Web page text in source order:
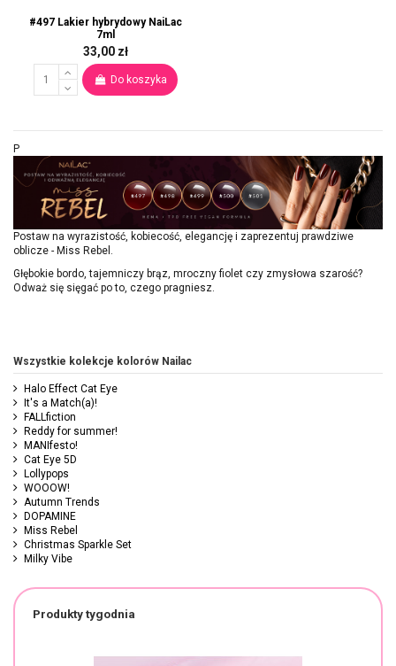
#497 Lakier hybrydowy NaiLac
7ml
33,00 zł
Do koszyka
P
Postaw na wyrazistość, kobiecość, elegancję i zaprezentuj prawdziwe
oblicze - Miss Rebel.
Głębokie bordo, tajemniczy brąz, mroczny fiolet czy zmysłowa szarość?
Odważ się sięgać po to, czego pragniesz.
Wszystkie kolekcje kolorów Nailac
Halo Effect Cat Eye
It's a Match(a)!
FALLfiction
Reddy for summer!
MANIfesto!
Cat Eye 5D
Lollypops
WOOOW!
Autumn Trends
DOPAMINE
Miss Rebel
Christmas Sparkle Set
Milky Vibe
Produkty tygodnia